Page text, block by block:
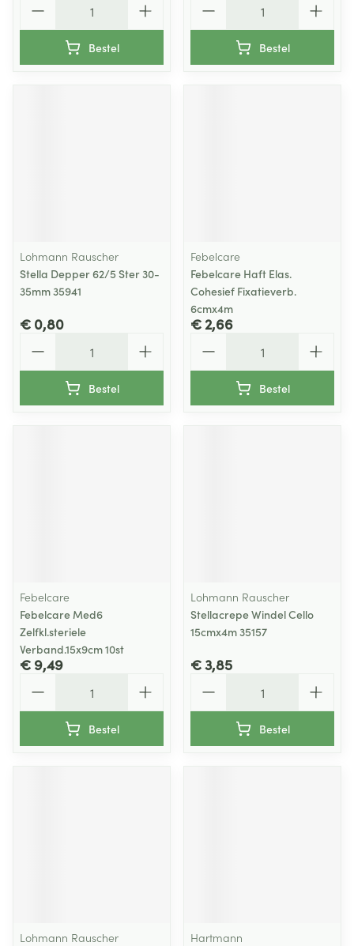
Bestel Bestel
Lohmann Rauscher
Stella Depper 62/5 Ster 30-
35mm 35941
€ 0,80
Bestel
Febelcare
Febelcare Haft Elas.
Cohesief Fixatieverb.
6cmx4m
€ 2,66
Bestel
Febelcare
Febelcare Med6
Zelfkl.steriele
Verband.15x9cm 10st
€ 9,49
Bestel
Lohmann Rauscher
Stellacrepe Windel Cello
15cmx4m 35157
€ 3,85
Bestel
Lohmann Rauscher
Hartmann